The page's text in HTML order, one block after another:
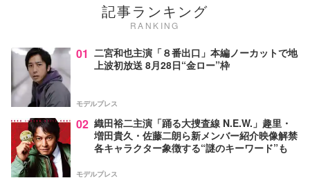
記事ランキング
RANKING
01 二宮和也主演「８番出口」本編ノーカットで地
上波初放送 8月28日“金ロー”枠
モデルプレス
02 織田裕二主演「踊る大捜査線 N.E.W.」趣里・
増田貴久・佐藤二朗ら新メンバー紹介映像解禁
各キャラクター象徴する“謎のキーワード”も
モデルプレス